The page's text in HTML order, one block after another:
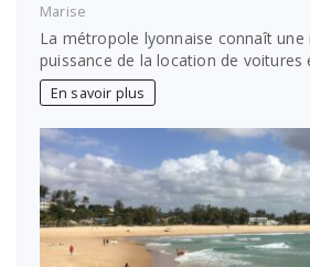
Marise
La métropole lyonnaise connaît une
puissance de la location de
En savoir plus